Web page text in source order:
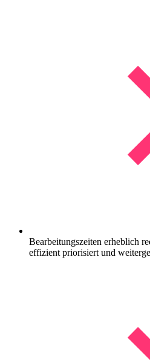
Bearbeitungszeiten erheblich
effizient priorisiert und